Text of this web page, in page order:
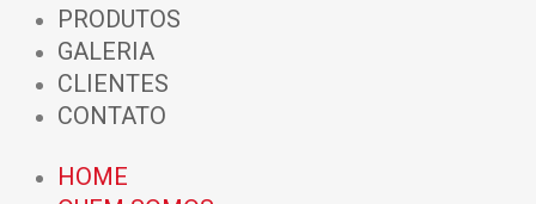
PRODUTOS
GALERIA
CLIENTES
CONTATO
HOME